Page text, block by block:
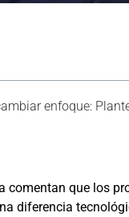
enfoque:
comentan que los
diferencia